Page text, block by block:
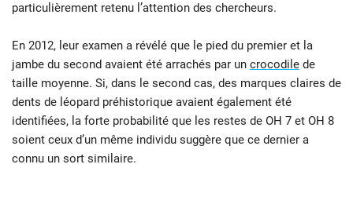
particulièrement retenu l’attention des chercheurs.
En 2012, leur examen a révélé que le pied du premier et la
jambe du second avaient été arrachés par un crocodile de
taille moyenne. Si, dans le second cas, des marques claires de
dents de léopard préhistorique avaient également été
identifiées, la forte probabilité que les restes de OH 7 et OH 8
soient ceux d’un même individu suggère que ce dernier a
connu un sort similaire.